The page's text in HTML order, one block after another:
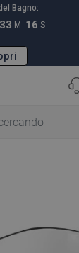
Bagno:
33 M 15 S